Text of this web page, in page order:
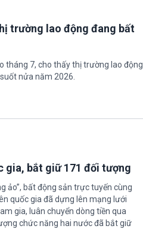
trường lao động đang bất
tháng 7, cho thấy thị trường lao động
nửa năm 2026.
gia, bắt giữ 171 đối tượng
ảo”, bất động sản trực tuyến cùng
quốc gia đã dựng lên mạng lưới
gia, luân chuyển dòng tiền qua
chức năng hai nước đã bắt giữ